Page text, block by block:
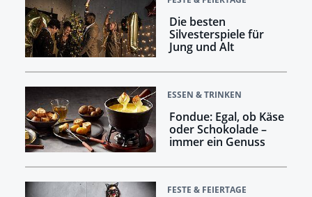
Die besten
Silvesterspiele für
Jung und Alt
ESSEN & TRINKEN
Fondue: Egal, ob Käse
oder Schokolade –
immer ein Genuss
FESTE & FEIERTAGE